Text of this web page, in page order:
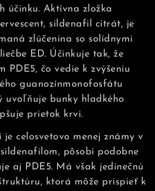
účinku. Aktívna zložka
sildenafil citrát, je
zlúčenina so solídnymi
ED. Účinkuje tak, že
PDE5, čo vedie k zvýšeniu
guanozínmonofosfátu
uvoľňuje bunky hladkého
prietok krvi.
je celosvetovo menej známy v
pôsobí podobne
aj PDE5. Má však jedinečnú
ktorá môže prispieť k